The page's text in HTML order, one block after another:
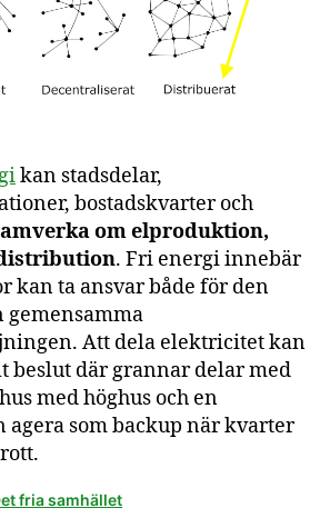
kan stadsdelar,
bostadskvarter och
om elproduktion,
. Fri energi innebär
kan ta ansvar både för den
gemensamma
Att dela elektricitet kan
beslut där grannar delar med
med höghus och en
agera som backup när kvarter
fria samhället